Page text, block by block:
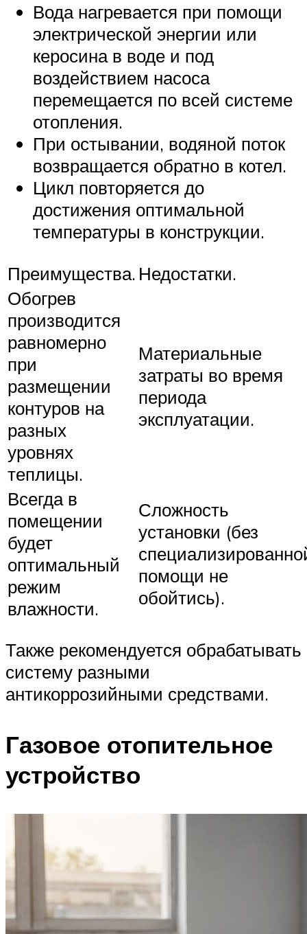
Вода нагревается при помощи
электрической энергии или
керосина в воде и под
воздействием насоса
перемещается по всей системе
отопления.
При остывании, водяной поток
возвращается обратно в котел.
Цикл повторяется до
достижения оптимальной
температуры в конструкции.
Преимущества. Недостатки.
Обогрев
производится
равномерно
при
размещении
контуров на
разных
уровнях
теплицы.
Материальные
затраты во время
периода
эксплуатации.
Всегда в
помещении
будет
оптимальный
режим
влажности.
Сложность
установки (без
помощи не
обойтись).
Также рекомендуется обрабатывать
систему разными
антикоррозийными средствами.
Газовое отопительное
устройство